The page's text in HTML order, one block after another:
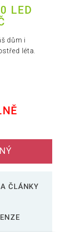
LED
dům i
léta.
ČLÁNKY